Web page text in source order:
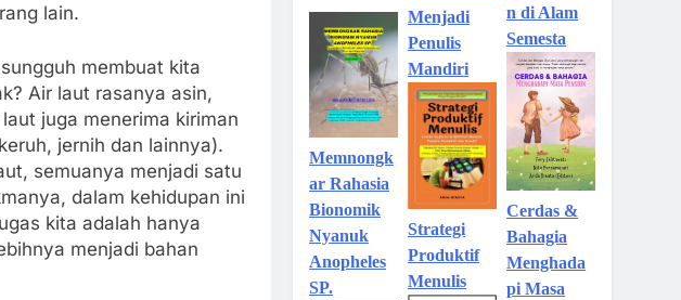
lain.
membuat kita
Air laut rasanya asin,
juga menerima kiriman
jernih dan lainnya).
semuanya menjadi satu
dalam kehidupan ini
kita adalah hanya
menjadi bahan
Memnongk
ar Rahasia
Bionomik
Nyanuk
Anopheles
SP.
Menjadi
Penulis
Mandiri
Strategi
Produktif
Menulis
n di Alam
Semesta
Cerdas &
Bahagia
Menghada
pi Masa